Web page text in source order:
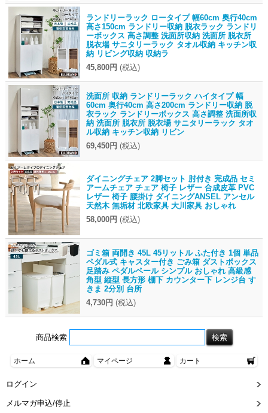
ランドリーラック ロータイプ 幅60cm 奥行40cm
高さ150cm ランドリー収納 脱衣ラック ランドリ
ーボックス 高さ調整 洗面所収納 洗面所 脱衣所
脱衣場 サニタリーラック タオル収納 キッチン収
納 リビング収納 収納ラ
45,800円 (税込)
洗面所 収納 ランドリーラック ハイタイプ 幅
60cm 奥行40cm 高さ200cm ランドリー収納 脱
衣ラック ランドリーボックス 高さ調整 洗面所収
納 洗面所 脱衣所 脱衣場 サニタリーラック タオ
ル収納 キッチン収納 リビン
69,450円 (税込)
ダイニングチェア 2脚セット 肘付き 完成品 セミ
アームチェア チェア 椅子 レザー 合成皮革 PVC
レザー 椅子 腰掛け ダイニングANSEL アンセル
天然木 無垢材 北欧家具 大川家具 おしゃれ
58,000円 (税込)
ゴミ箱 両開き 45L 45リットル ふた付き 1個 単品
ペダル式 キャスター付き ごみ箱 ダストボックス
足踏み ペダルペール シンプル おしゃれ 高級感
角型 縦型 長方形 棚下 カウンター下 レンジ台 す
きま 2分別 台所
4,730円 (税込)
商品検索
ホーム マイページ カート
ログイン
メルマガ申込/停止